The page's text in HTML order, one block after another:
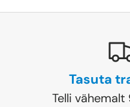
Tasuta
Telli